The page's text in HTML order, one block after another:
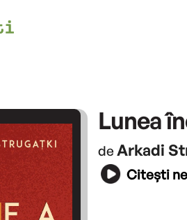
Lunea
de Arkadi
Citești